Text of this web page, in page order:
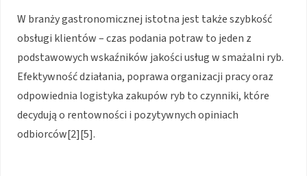
W branży gastronomicznej istotna jest także szybkość
obsługi klientów – czas podania potraw to jeden z
podstawowych wskaźników jakości usług w smażalni ryb.
Efektywność działania, poprawa organizacji pracy oraz
odpowiednia logistyka zakupów ryb to czynniki, które
decydują o rentowności i pozytywnych opiniach
odbiorców[2][5].